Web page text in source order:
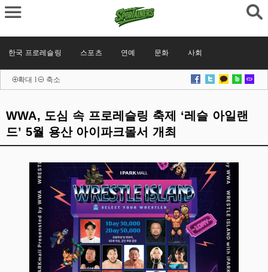
한국 프로레슬링 스포츠 연예 문화 사회
확대 l 축소
WWA, 도심 속 프로레슬링 축제 ‘레슬 아일랜
드’ 5월 용산 아이파크몰서 개최